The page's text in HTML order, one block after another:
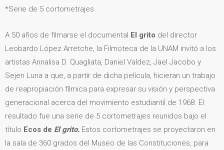
*Serie de 5 cortometrajes
A 50 años de filmarse el documental El grito del director
Leobardo López Arretche, la Filmoteca de la UNAM invitó a los
artistas Annalisa D. Quagliata, Daniel Valdez, Jael Jacobo y
Sejen Luna a que, a partir de dicha película, hicieran un trabajo
de reapropiación fílmica para expresar su visión y perspectiva
generacional acerca del movimiento estudiantil de 1968. El
resultado fue una serie de 5 cortometrajes reunidos bajo el
título Ecos de El grito. Estos cortometrajes se proyectaron en
la sala de 360 grados del Museo de las Constituciones, para